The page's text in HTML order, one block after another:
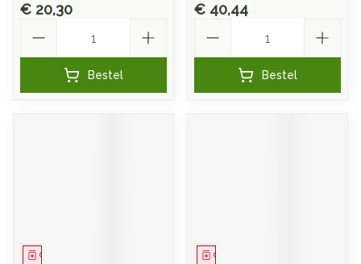
€ 20,30
Bestel
€ 40,44
Bestel
Geneesmiddel Geneesmiddel